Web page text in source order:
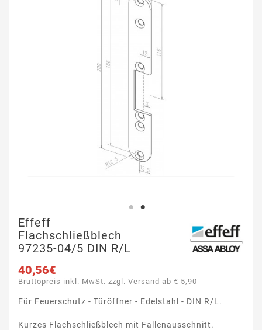
Effeff
Flachschließblech
97235-04/5 DIN R/L
40,56€
Bruttopreis inkl. MwSt. zzgl. Versand ab € 5,90
Für Feuerschutz - Türöffner - Edelstahl - DIN R/L.
Kurzes Flachschließblech mit Fallenausschnitt.